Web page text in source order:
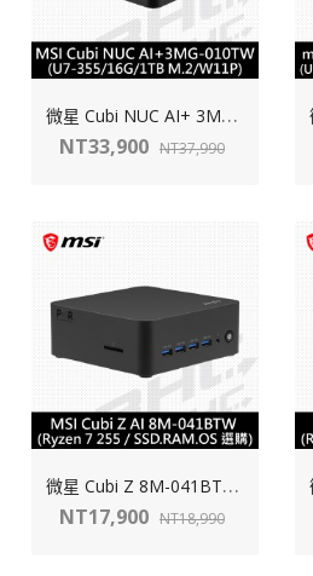
微
星 Cubi NUC AI+ 3MG-011TW-B532216GS51X11PNGA(Intel U5 322/16G/512G/WIN 11 Pro)
NT33,900 NT37,990
微
星 Cubi Z 8M-041BTW-BAR7255XX(AMD R7 255【SSD.RAM.OS選購】)
NT17,900 NT18,990